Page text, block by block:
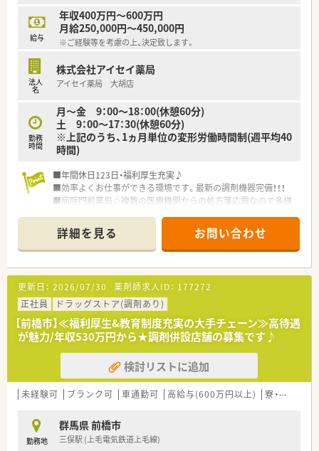
給与
年収400万円～600万円
月給250,000円～450,000円
※ご経験等を考慮の上、決定致します。
法人
名
株式会社アイセイ薬局
アイセイ薬局 大胡店
勤務
時間
月～金 9：00～18：00(休憩60分)
土 9：00～17：30(休憩60分)
※上記のうち、1ヵ月単位の変形労働時間制(週平均40
時間)
■年間休日123日・福利厚生充実♪
■効率よくお仕事ができる環境です。最新の調剤機器完備！！！
■病院門前薬局☆複数の医療機関からの処方箋応需なので多様
・・＊ 企業の特徴 ＊・・
■全国的な店舗展開
関東圏を中心に東北エリアから関西・近畿エリアまで幅広く展
開。
幅広い年齢層の方が活躍されています。
定着率も高く、安定志向の方におすすめです。
■充実の研修制度
基礎～キャリアアップにつながる知識研鑚まで、しっかり身に
つけられる体制です。
■キャリアアップ
薬局長・エリアマネージャーを始め、その方の適性によっては
医療モールの企画開発部門など、様々なジャンルへ挑戦できるフ
ィールドがあります。
自分のペースで、着実に成長していきたいと考える方に特にオ
■スキルアップ
クリニック受けの店舗をメインに展開しており、ご自分のペー
スでスキルアップできる環境です。
詳細を見る お問い合わせ
更新日： 2026/07/30 薬剤師求人ID： 177272
正社員
ドラッグストア(調剤あり)
【前橋市】≪福利厚生&教育制度充実の大手チェーン≫高待遇
が魅力/年収530万円から★調剤併設店舗の募集です♪
検討リストに追加
未経験可 ブランク可 車通勤可 高給与(600万円以上) 寮・借上社宅あり
勤務地
群馬県 前橋市
三俣駅 (上毛電気鉄道上毛線)